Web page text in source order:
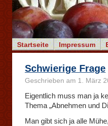
Startseite Impressum
Schwierige Frage
Geschrieben am 1. März
Eigentlich muss man ja
Thema „Abnehmen und
Man gibt sich ja alle